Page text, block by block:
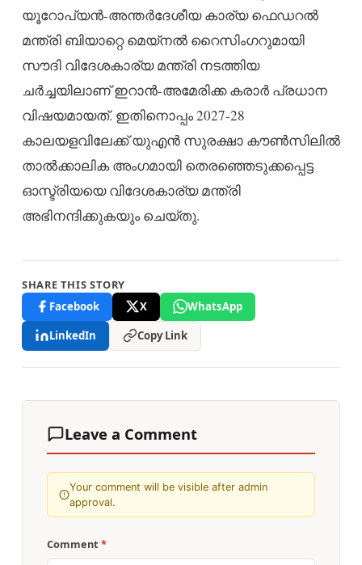
യൂറോപ്യൻ-അന്തർദേശീയ കാര്യ ഫെഡറൽ
മന്ത്രി ബിയാറ്റെ മെയ്‌നൽ റൈസിംഗറുമായി
സൗദി വിദേശകാര്യ മന്ത്രി നടത്തിയ
ചർച്ചയിലാണ് ഇറാൻ-അമേരിക്ക കരാർ പ്രധാന
വിഷയമായത്. ഇതിനൊപ്പം 2027-28
കാലയളവിലേക്ക് യുഎൻ സുരക്ഷാ കൗൺസിലിൽ
താൽക്കാലിക അംഗമായി തെരഞ്ഞെടുക്കപ്പെട്ട
ഓസ്ട്രിയയെ വിദേശകാര്യ മന്ത്രി
അഭിനന്ദിക്കുകയും ചെയ്തു.
SHARE THIS STORY
Facebook
X
WhatsApp
LinkedIn
Copy Link
Leave a Comment
Your comment will be visible after admin
approval.
Comment *